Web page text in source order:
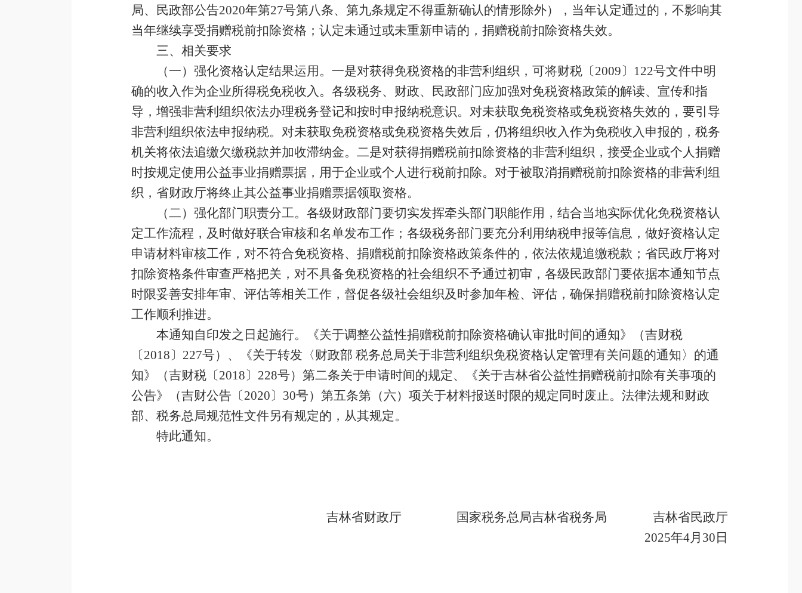
局、民政部公告2020年第27号第八条、第九条规定不得重新确认的情形除外），当年认定通过的，不影响其
当年继续享受捐赠税前扣除资格；认定未通过或未重新申请的，捐赠税前扣除资格失效。
三、相关要求
（一）强化资格认定结果运用。一是对获得免税资格的非营利组织，可将财税〔2009〕122号文件中明
确的收入作为企业所得税免税收入。各级税务、财政、民政部门应加强对免税资格政策的解读、宣传和指
导，增强非营利组织依法办理税务登记和按时申报纳税意识。对未获取免税资格或免税资格失效的，要引导
非营利组织依法申报纳税。对未获取免税资格或免税资格失效后，仍将组织收入作为免税收入申报的，税务
机关将依法追缴欠缴税款并加收滞纳金。二是对获得捐赠税前扣除资格的非营利组织，接受企业或个人捐赠
时按规定使用公益事业捐赠票据，用于企业或个人进行税前扣除。对于被取消捐赠税前扣除资格的非营利组
织，省财政厅将终止其公益事业捐赠票据领取资格。
（二）强化部门职责分工。各级财政部门要切实发挥牵头部门职能作用，结合当地实际优化免税资格认
定工作流程，及时做好联合审核和名单发布工作；各级税务部门要充分利用纳税申报等信息，做好资格认定
申请材料审核工作，对不符合免税资格、捐赠税前扣除资格政策条件的，依法依规追缴税款；省民政厅将对
扣除资格条件审查严格把关，对不具备免税资格的社会组织不予通过初审，各级民政部门要依据本通知节点
时限妥善安排年审、评估等相关工作，督促各级社会组织及时参加年检、评估，确保捐赠税前扣除资格认定
工作顺利推进。
本通知自印发之日起施行。《关于调整公益性捐赠税前扣除资格确认审批时间的通知》（吉财税
〔2018〕227号）、《关于转发〈财政部 税务总局关于非营利组织免税资格认定管理有关问题的通知〉的通
知》（吉财税〔2018〕228号）第二条关于申请时间的规定、《关于吉林省公益性捐赠税前扣除有关事项的
公告》（吉财公告〔2020〕30号）第五条第（六）项关于材料报送时限的规定同时废止。法律法规和财政
部、税务总局规范性文件另有规定的，从其规定。
特此通知。
吉林省财政厅 国家税务总局吉林省税务局 吉林省民政厅
2025年4月30日